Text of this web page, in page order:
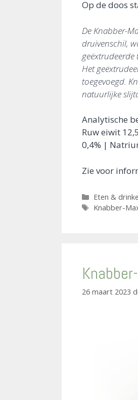
Op de doos
De Knabber-
druivenschil,
geëxtrudeerde
Het
toegevoegd.
natuurlijke
Analytische
Ruw eiwit
0,4% |
Zie voor
Categorieën
Eten &
Tags
Knabber-
26 maart 2023